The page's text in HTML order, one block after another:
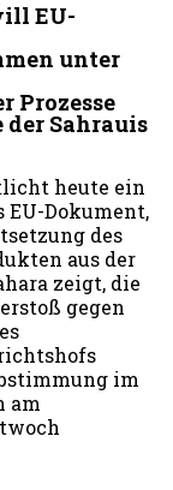
EU-
unter
Prozesse
der Sahrauis
heute ein
Dokument,
des
aus der
zeigt, die
gegen
im
am